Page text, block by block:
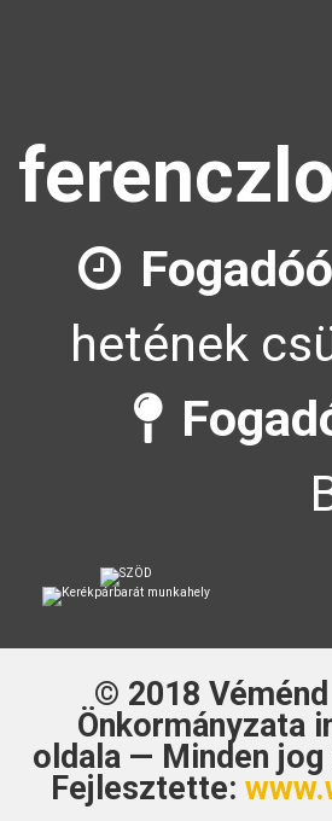
hetének
© 2018
Önkormányzata
oldala — Minden
Fejlesztette: